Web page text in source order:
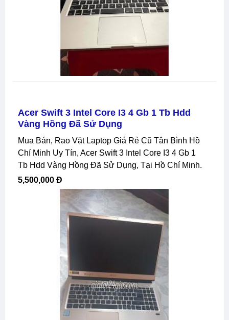
Acer Swift 3 Intel Core I3 4 Gb 1 Tb Hdd
Vàng Hồng Đã Sử Dụng
Mua Bán, Rao Vặt Laptop Giá Rẻ Cũ Tân Bình Hồ
Chí Minh Uy Tín, Acer Swift 3 Intel Core I3 4 Gb 1
Tb Hdd Vàng Hồng Đã Sử Dụng, Tại Hồ Chí Minh.
5,500,000 Đ